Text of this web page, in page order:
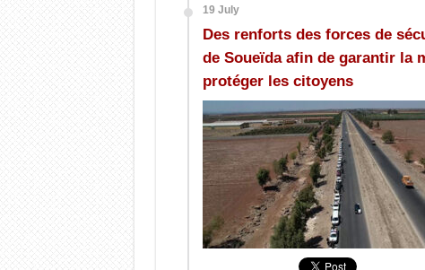
19 July
Des renforts des forces de
de Soueïda afin de garantir la
protéger les citoyens